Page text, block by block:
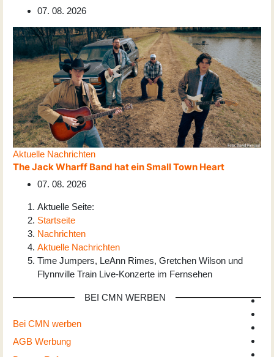
07. 08. 2026
Aktuelle Nachrichten
The Jack Wharff Band hat ein Small Town Heart
07. 08. 2026
Aktuelle Seite:
Startseite
Nachrichten
Aktuelle Nachrichten
Time Jumpers, LeAnn Rimes, Gretchen Wilson und
Flynnville Train Live-Konzerte im Fernsehen
BEI CMN WERBEN
Bei CMN werben
AGB Werbung